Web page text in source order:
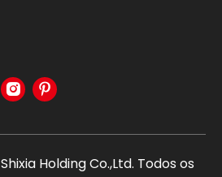
Shixia Holding Co.,Ltd. Todos os